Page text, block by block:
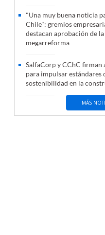
"Una muy buena noticia
Chile": gremios
destacan aprobación de la
megarreforma
SalfaCorp y CChC firman
para impulsar estándares
sostenibilidad en la
MÁS